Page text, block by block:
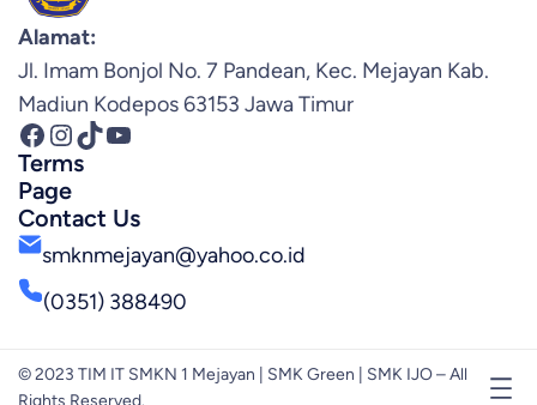
Alamat:
Jl. Imam Bonjol No. 7 Pandean, Kec. Mejayan Kab.
Madiun Kodepos 63153 Jawa Timur
Facebook InstagramTikTok YouTube
Terms
Page
Contact Us
smknmejayan@yahoo.co.id
(0351) 388490
© 2023 TIM IT SMKN 1 Mejayan | SMK Green | SMK IJO – All
Rights Reserved.